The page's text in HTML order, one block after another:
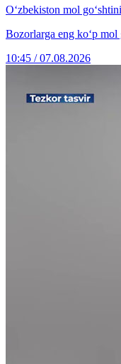
O‘zbekiston mol
Bozorlarga eng ko‘p
10:45 / 07.08.2026